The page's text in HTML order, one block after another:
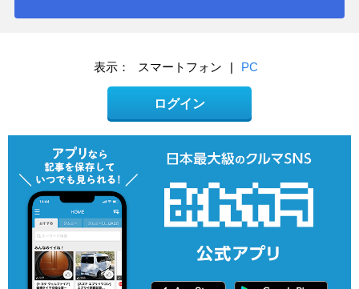
表示： スマートフォン | PC
ログイン